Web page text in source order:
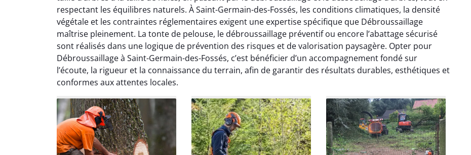
respectant les équilibres naturels. À Saint-Germain-des-Fossés, les conditions climatiques, la densité
végétale et les contraintes réglementaires exigent une expertise spécifique que Débroussaillage
maîtrise pleinement. La tonte de pelouse, le débroussaillage préventif ou encore l’abattage sécurisé
sont réalisés dans une logique de prévention des risques et de valorisation paysagère. Opter pour
Débroussaillage à Saint-Germain-des-Fossés, c’est bénéficier d’un accompagnement fondé sur
l’écoute, la rigueur et la connaissance du terrain, afin de garantir des résultats durables, esthétiques et
conformes aux attentes locales.
07 février 2026
Service irréprochable du
début à la fin. Les arbres ont
été parfaitement entretenus
et le nettoyage après
intervention est impeccable.
Je recommande vivement.
12 juillet 2025
Intervention rapide et très
professionnelle pour
l’élagage de mes arbres. Le
travail est propre, sécurisé et
parfaitement réalisé. Je
recommande sans hésiter.